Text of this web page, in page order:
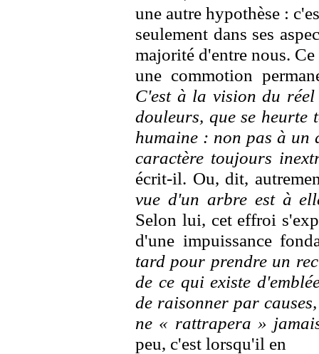
une autre hypothèse :
seulement dans ses
majorité d'entre nous.
une commotion
C'est à la vision du
douleurs, que se
humaine : non pas à un
caractère toujours
écrit-il. Ou, dit,
vue d'un arbre est à
Selon lui, cet effroi
d'une impuissance
tard pour prendre un
de ce qui existe
de raisonner par
ne « rattrapera »
peu, c'est lorsqu'il en